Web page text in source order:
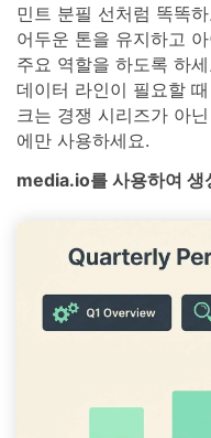
민트 분필 선처럼 똑똑
어두운 톤을 유지하고
주요 역할을 하도록 하
데이터 라인이 필요할
크는 경쟁 시리즈가 아
에만 사용하세요.
media.io를 사용하여 생